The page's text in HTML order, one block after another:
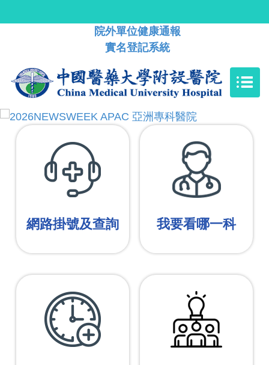
院外單位健康通報
實名登記系統
網路掛號及查詢 我要看哪一科